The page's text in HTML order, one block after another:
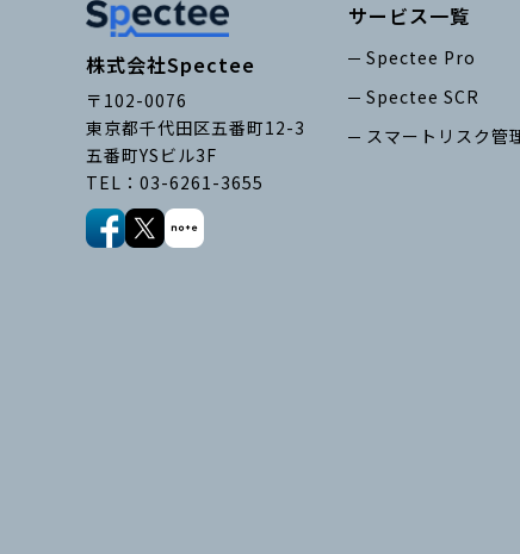
株式会社Spectee
〒102-0076
東京都千代田区五番町12-3
五番町YSビル3F
TEL：03-6261-3655
サービス一覧
Spectee Pro
Spectee SCR
スマートリスク管